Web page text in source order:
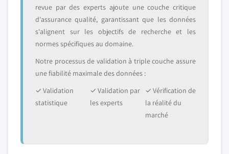
revue par des experts ajoute une couche critique
d'assurance qualité, garantissant que les données
s'alignent sur les objectifs de recherche et les
normes spécifiques au domaine.
Notre processus de validation à triple couche assure
une fiabilité maximale des données :
✓ Validation
statistique
✓ Validation par
les experts
✓ Vérification de
la réalité du
marché